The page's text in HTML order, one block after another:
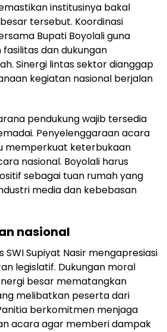
institusinya bakal
tersebut. Koordinasi
Bupati Boyolali guna
dan dukungan
Sinergi lintas sektor dianggap
kegiatan nasional berjalan
pendukung wajib tersedia
Penyelenggaraan acara
memperkuat keterbukaan
nasional. Boyolali harus
sebagai tuan rumah yang
media dan kebebasan
nasional
SWI Supiyat Nasir mengapresiasi
legislatif. Dukungan moral
besar mematangkan
melibatkan peserta dari
berkomitmen menjaga
acara agar memberi dampak